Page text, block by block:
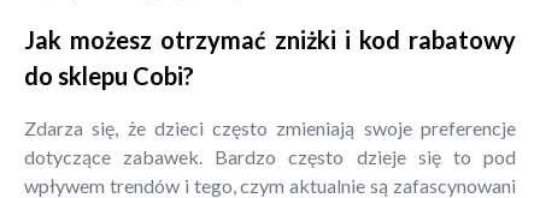
Jak możesz otrzymać zniżki i kod rabatowy
do sklepu Cobi?
Zdarza się, że dzieci często zmieniają swoje preferencje
dotyczące zabawek. Bardzo często dzieje się to pod
wpływem trendów i tego, czym aktualnie są zafascynowani